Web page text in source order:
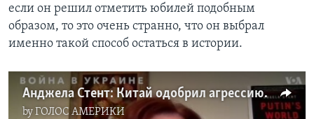
если он решил отметить юбилей подобным
образом, то это очень странно, что он выбрал
именно такой способ остаться в истории.
Анджела Стент: Китай одобрил агрессию Путина против Украины
byГОЛОС АМЕРИКИ